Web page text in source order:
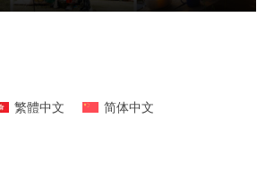
繁體中文 简体中文